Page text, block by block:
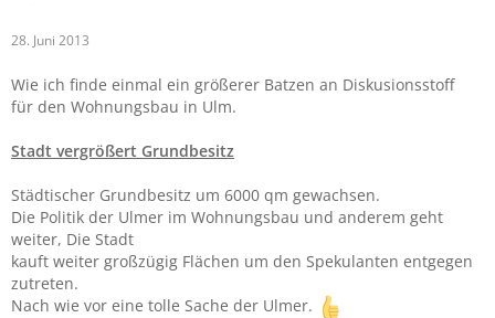
28. Juni 2013
Wie ich finde einmal ein größerer Batzen an Diskusionsstoff
für den Wohnungsbau in Ulm.
Stadt vergrößert Grundbesitz
Städtischer Grundbesitz um 6000 qm gewachsen.
Die Politik der Ulmer im Wohnungsbau und anderem geht
weiter, Die Stadt
kauft weiter großzügig Flächen um den Spekulanten entgegen
zutreten.
Nach wie vor eine tolle Sache der Ulmer.